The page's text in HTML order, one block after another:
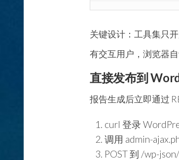
关键设计：工具集只
有交互用户，浏览器
直接发布到
报告生成后立即通过
curl 登录
调用 admin-
POST 到 /wp-